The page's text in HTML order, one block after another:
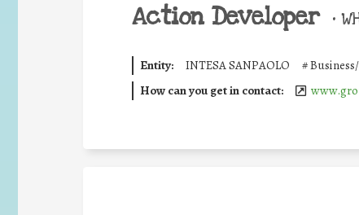
Action Developer •
Entity: INTESA SANPAOLO #
How can you get in contact: